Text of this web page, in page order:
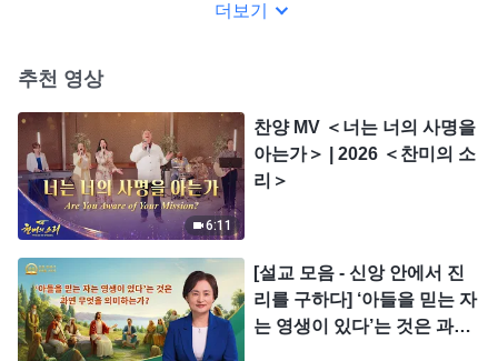
더보기
추천 영상
6:11
찬양 MV ＜너는 너의 사명을
아는가＞ | 2026 ＜찬미의 소
리＞
[설교 모음 - 신앙 안에서 진
리를 구하다] ‘아들을 믿는 자
는 영생이 있다’는 것은 과연